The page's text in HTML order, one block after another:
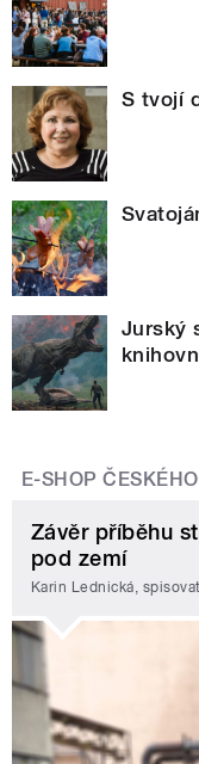
S tvojí
Jurský
E-SHOP
Závěr příběhu
pod zemí
Karin Lednická,